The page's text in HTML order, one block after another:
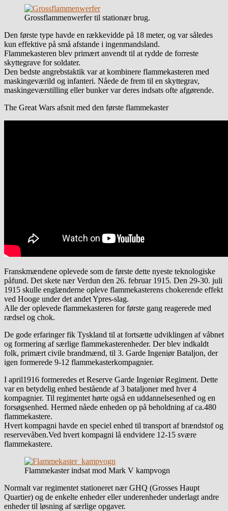
Grossflammenwerfer til stationær brug.
Den første type havde en rækkevidde på 18 meter, og var således
kun effektive på små afstande i ingenmandsland.
Flammekasteren blev primært anvendt til at rydde de forreste
skyttegrave for soldater.
Den bedste angrebstaktik var at kombinere flammekasteren med
maskingeværild og infanteri. Nåede de frem til en skyttegrav,
maskingeværstilling eller bunker var deres indsats ofte afgørende.
The Great Wars afsnit med den første flammekaster
Franskmændene oplevede som de første dette nyeste teknologiske
påfund. Det skete nær Verdun den 26. februar 1915. Den 29-30. juli
1915 skulle englænderne opleve flammekasterens chokerende effekt
ved Hooge under det andet Ypres-slag.
Alle der oplevede flammekasteren for første gang reagerede med
rædsel og chok.
De gode erfaringer fik Tyskland til at fortsætte udviklingen af våbnet
og formering af særlige flammekasterenheder. Der blev indkaldt
folk, primært civile brandmænd, til 3. Garde Ingeniør Bataljon, der
igen formerede 9-12 flammekasterkompagnier.
I april1916 formeredes et Reserve Garde Ingeniør Regiment. Dette
var en betydelig enhed bestående af 3 bataljoner med hver 4
kompagnier. Til regimentet hørte også en uddannelsesenhed og en
forsøgsenhed. Hermed nåede enheden op på beholdning af ca.480
flammekastere.
Hvert kompagni havde en speciel enhed til transport af brændstof og
reservevåben.Ved hvert kompagni lå endvidere 12-15 svære
flammekastere.
Flammekaster indsat mod Mark V kampvogn
Normalt var regimentet stationeret nær GHQ (Grosses Haupt
Quartier) og de enkelte enheder eller underenheder underlagt andre
enheder til løsning af særlige opgaver.